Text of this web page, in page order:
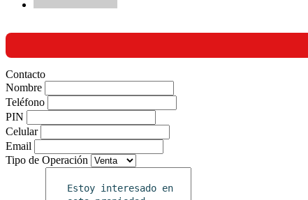
Contacto
Nombre
Teléfono
PIN
Celular
Email
Tipo de Operación